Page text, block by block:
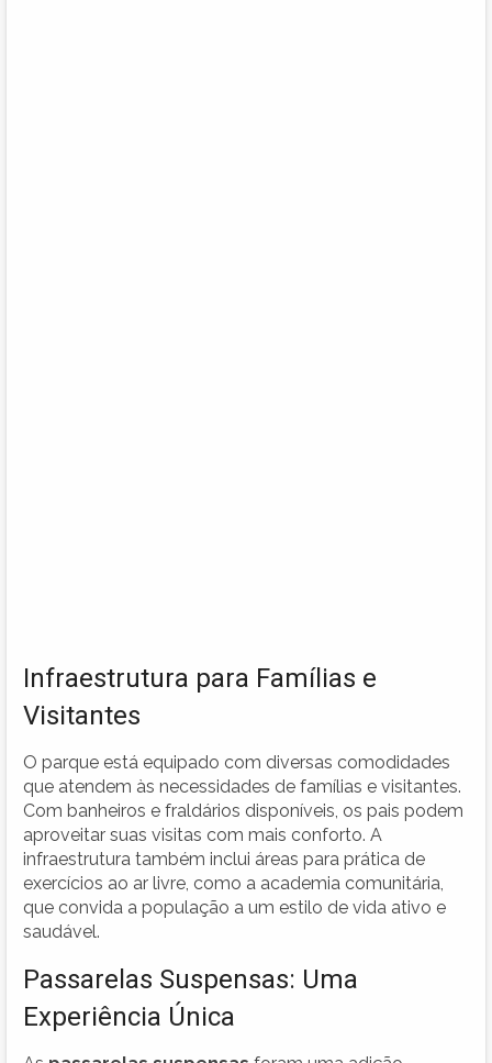
Infraestrutura para Famílias e
Visitantes
O parque está equipado com diversas comodidades
que atendem às necessidades de famílias e visitantes.
Com banheiros e fraldários disponíveis, os pais podem
aproveitar suas visitas com mais conforto. A
infraestrutura também inclui áreas para prática de
exercícios ao ar livre, como a academia comunitária,
que convida a população a um estilo de vida ativo e
saudável.
Passarelas Suspensas: Uma
Experiência Única